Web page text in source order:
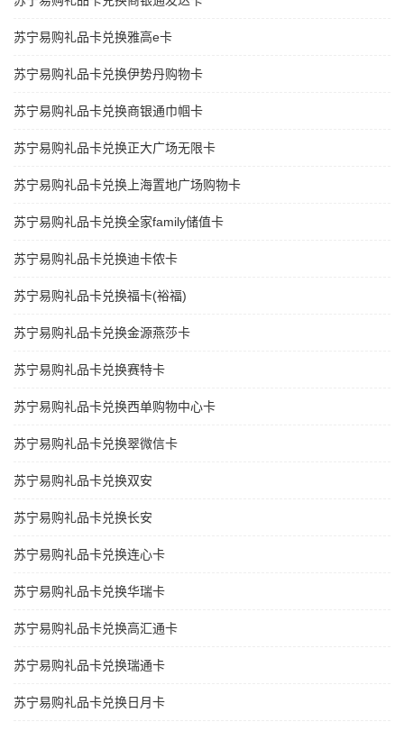
苏宁易购礼品卡兑换雅高e卡
苏宁易购礼品卡兑换伊势丹购物卡
苏宁易购礼品卡兑换商银通巾帼卡
苏宁易购礼品卡兑换正大广场无限卡
苏宁易购礼品卡兑换上海置地广场购物卡
苏宁易购礼品卡兑换全家family储值卡
苏宁易购礼品卡兑换迪卡侬卡
苏宁易购礼品卡兑换福卡(裕福)
苏宁易购礼品卡兑换金源燕莎卡
苏宁易购礼品卡兑换赛特卡
苏宁易购礼品卡兑换西单购物中心卡
苏宁易购礼品卡兑换翠微信卡
苏宁易购礼品卡兑换双安
苏宁易购礼品卡兑换长安
苏宁易购礼品卡兑换连心卡
苏宁易购礼品卡兑换华瑞卡
苏宁易购礼品卡兑换高汇通卡
苏宁易购礼品卡兑换瑞通卡
苏宁易购礼品卡兑换日月卡